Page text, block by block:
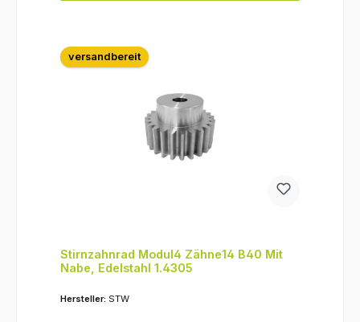
versandbereit
Stirnzahnrad Modul4 Zähne14 B40 Mit
Nabe, Edelstahl 1.4305
Hersteller: STW